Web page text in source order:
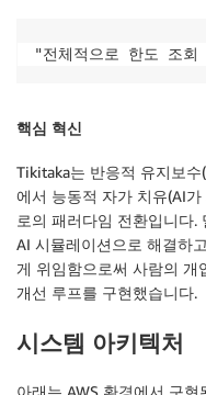
"전체적으로 한도 조
핵심 혁신
Tikitaka는 반응적 유지보
에서 능동적 자가 치유(AI
로의 패러다임 전환입니다.
AI 시뮬레이션으로 해결하
게 위임함으로써 사람의 개
개선 루프를 구현했습니다.
시스템 아키텍처
아래는 AWS 환경에서 구